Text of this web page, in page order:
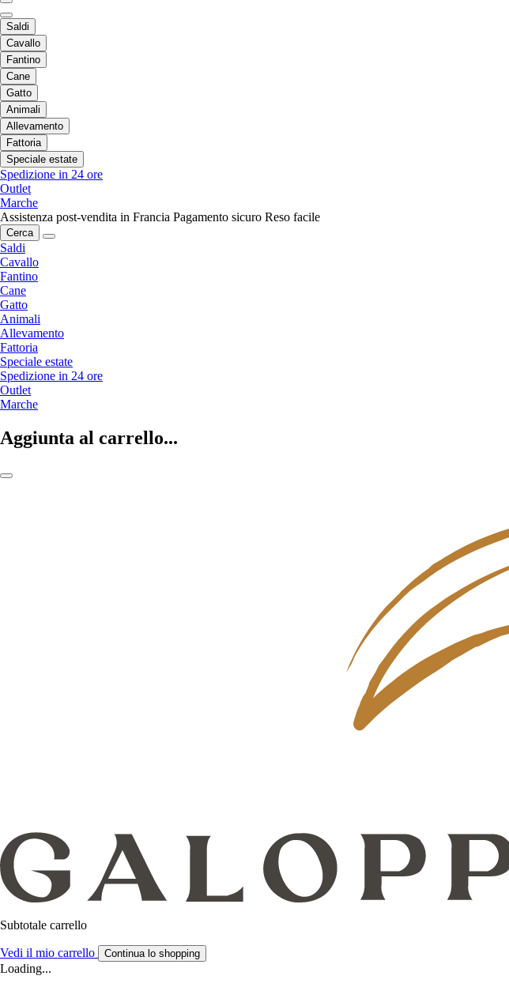
Saldi
Cavallo
Fantino
Cane
Gatto
Animali
Allevamento
Fattoria
Speciale estate
Spedizione in 24 ore
Outlet
Marche
Assistenza post-vendita in Francia Pagamento sicuro Reso facile
Cerca
Saldi
Cavallo
Fantino
Cane
Gatto
Animali
Allevamento
Fattoria
Speciale estate
Spedizione in 24 ore
Outlet
Marche
Aggiunta al carrello...
Subtotale carrello
Vedi il mio carrello Continua lo shopping
Loading...